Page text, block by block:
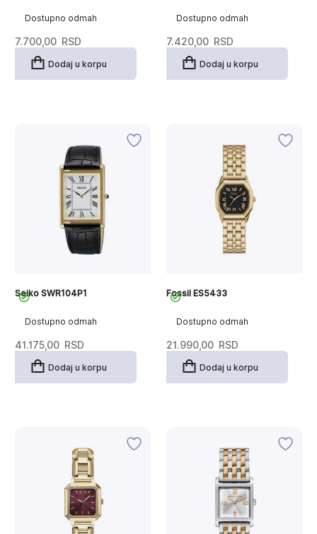
Dostupno odmah
7.700,00 RSD
Dodaj u korpu
Dostupno odmah
7.420,00 RSD
Dodaj u korpu
Dostupno odmah
Seiko SWR104P1
41.175,00 RSD
Dodaj u korpu
Dostupno odmah
Fossil ES5433
21.990,00 RSD
Dodaj u korpu